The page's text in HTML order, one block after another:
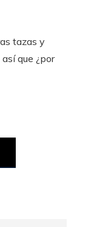
tazas y
que ¿por